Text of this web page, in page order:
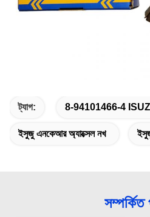
ট্যাগ: 8-94101466-4
ইসুজু এনকেআর অ্যাক্সেল নখ
সম্পর্কিত